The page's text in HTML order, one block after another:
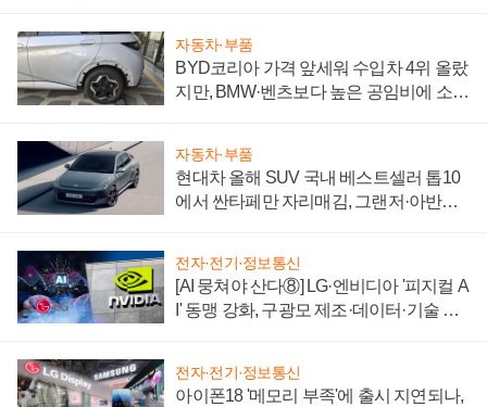
자동차·부품
BYD코리아 가격 앞세워 수입차 4위 올랐
지만, BMW·벤츠보다 높은 공임비에 소비
자동차·부품
현대차 올해 SUV 국내 베스트셀러 톱10
에서 싼타페만 자리매김, 그랜저·아반떼
전자·전기·정보통신
[AI 뭉쳐야 산다⑧] LG·엔비디아 '피지컬 A
I' 동맹 강화, 구광모 제조·데이터·기술 결
전자·전기·정보통신
아이폰18 '메모리 부족'에 출시 지연되나,